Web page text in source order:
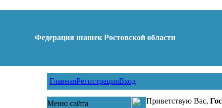
Федерация шашек Ростовской области
ГлавнаяРегистрацияВход
Меню сайта
Приветствую Вас,